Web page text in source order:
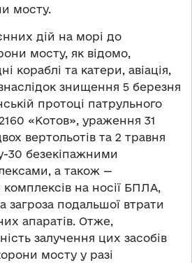
мосту.
дій на морі до
мосту, як відомо,
кораблі та катери, авіація,
знищення 5 березня
протоці патрульного
«Котов», ураження 31
вертольотів та 2 травня
30 безекіпажними
а також —
на носії БПЛА,
загроза подальшої втрати
апаратів. Отже,
залучення цих засобів
мосту у разі